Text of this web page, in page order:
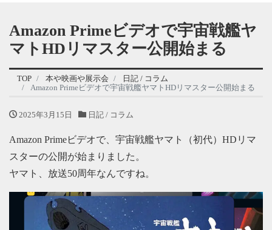
Amazon Primeビデオで宇宙戦艦ヤ
マトHDリマスター公開始まる
TOP 本や映画や展示会
日記 / コラム
Amazon Primeビデオで宇宙戦艦ヤマトHDリマスター公開始まる
2025年3月15日 日記 / コラム
Amazon Primeビデオで、宇宙戦艦ヤマト（初代）HDリマ
スターの公開が始まりました。
ヤマト、放送50周年なんですね。